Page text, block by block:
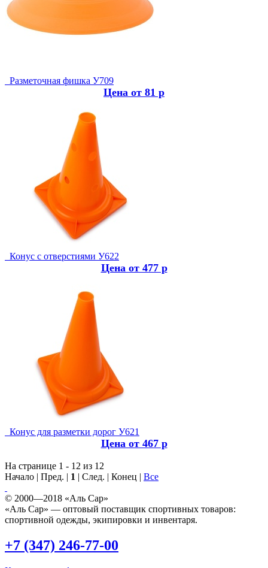
Разметочная фишка У709
Цена от 81 р
Конус с отверстиями У622
Цена от 477 р
Конус для разметки дорог У621
Цена от 467 р
На странице 1 - 12 из 12
Начало | Пред. | 1 | След. | Конец | Все
© 2000—2018 «Аль Сар»
«Аль Сар» — оптовый поставщик спортивных товаров:
спортивной одежды, экипировки и инвентаря.
+7 (347) 246-77-00